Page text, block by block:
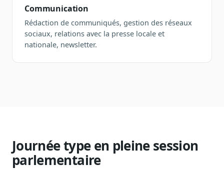
Communication
Rédaction de communiqués, gestion des réseaux
sociaux, relations avec la presse locale et
nationale, newsletter.
Journée type en pleine session
parlementaire